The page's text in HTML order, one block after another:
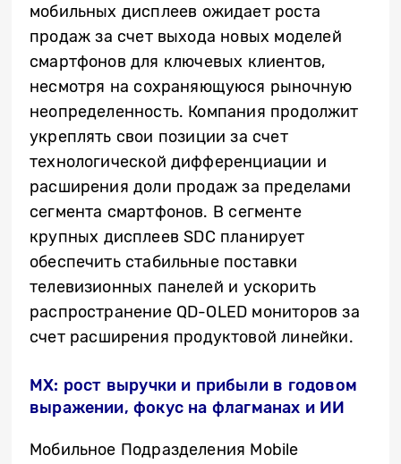
мобильных дисплеев ожидает роста
продаж за счет выхода новых моделей
смартфонов для ключевых клиентов,
несмотря на сохраняющуюся рыночную
неопределенность. Компания продолжит
укреплять свои позиции за счет
технологической дифференциации и
расширения доли продаж за пределами
сегмента смартфонов. В сегменте
крупных дисплеев SDC планирует
обеспечить стабильные поставки
телевизионных панелей и ускорить
распространение QD-OLED мониторов за
счет расширения продуктовой линейки.
MX: рост выручки и прибыли в годовом
выражении, фокус на флагманах и ИИ
Мобильное Подразделения Mobile